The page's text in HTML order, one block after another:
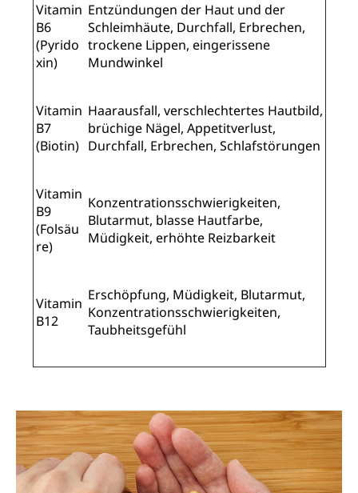
Vitamin
B6
(Pyrido
xin)
Entzündungen der Haut und der
Schleimhäute, Durchfall, Erbrechen,
trockene Lippen, eingerissene
Mundwinkel
Vitamin
B7
(Biotin)
Haarausfall, verschlechtertes Hautbild,
brüchige Nägel, Appetitverlust,
Durchfall, Erbrechen, Schlafstörungen
Vitamin
B9
(Folsäu
re)
Konzentrationsschwierigkeiten,
Blutarmut, blasse Hautfarbe,
Müdigkeit, erhöhte Reizbarkeit
Vitamin
B12
Erschöpfung, Müdigkeit, Blutarmut,
Konzentrationsschwierigkeiten,
Taubheitsgefühl